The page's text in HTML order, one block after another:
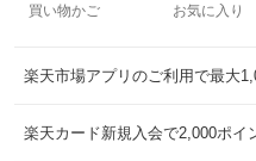
買い物かご お気に入り
楽天市場アプリのご利用で最大
楽天カード新規入会で2,000ポイ